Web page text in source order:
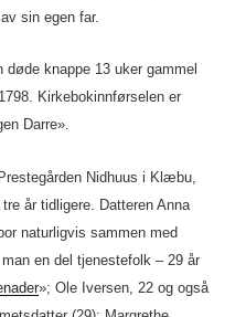
sin egen far.
knappe 13 uker gammel
Kirkebokinnførselen er
Darre».
Nidhuus i Klæbu,
år tidligere. Datteren Anna
naturligvis sammen med
en del tjenestefolk – 29 år
»; Ole Iversen, 22 og også